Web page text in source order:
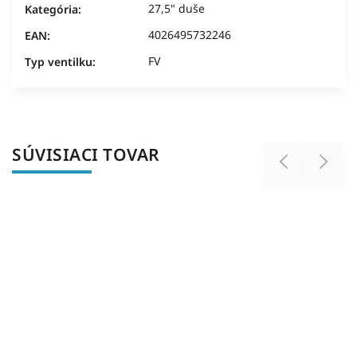
Kategória:
27,5" duše
EAN:
4026495732246
Typ ventilku: FV
SÚVISIACI TOVAR Previous Next